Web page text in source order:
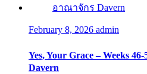
February 8, 2026 admin
Yes, Your Grace – Weeks
Davern